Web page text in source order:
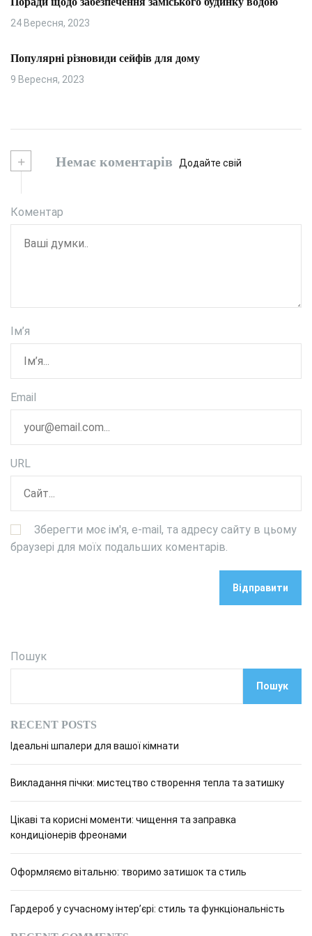
24 Вересня, 2023
Популярні різновиди сейфів для дому
9 Вересня, 2023
+ Немає коментарів Додайте свій
Коментар
Ім’я
Email
URL
Зберегти моє ім'я, e-mail, та адресу сайту в цьому
браузері для моїх подальших коментарів.
Пошук
Пошук
RECENT POSTS
Ідеальні шпалери для вашої кімнати
Викладання пічки: мистецтво створення тепла та затишку
Цікаві та корисні моменти: чищення та заправка
кондиціонерів фреонами
Оформляємо вітальню: творимо затишок та стиль
Гардероб у сучасному інтер’єрі: стиль та функціональність